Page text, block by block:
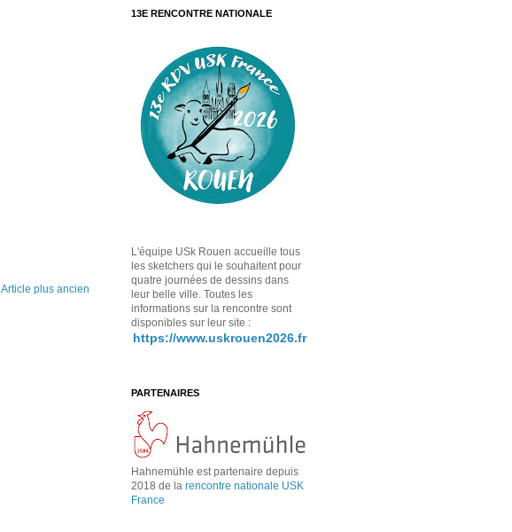
Article plus ancien
13E RENCONTRE NATIONALE
L'équipe USk Rouen accueille tous
les sketchers qui le souhaitent pour
quatre journées de dessins dans
leur belle ville. Toutes les
informations sur la rencontre sont
disponibles sur leur site :
https://www.uskrouen2026.fr
PARTENAIRES
Hahnemühle est partenaire depuis
2018 de la rencontre nationale USK
France